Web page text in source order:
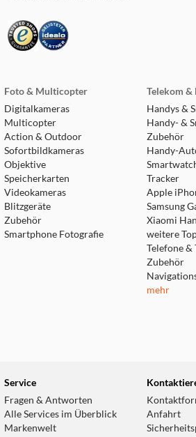
Foto & Multicopter
Digitalkameras
Multicopter
Action & Outdoor
Sofortbildkameras
Objektive
Speicherkarten
Videokameras
Blitzgeräte
Zubehör
Smartphone Fotografie
Telekom &
Handys &
Handy- &
Zubehör
Handy-
Tracker
Apple
Samsung
Xiaomi
weitere
Telefone &
Zubehör
mehr
Service
Fragen & Antworten
Alle Services im Überblick
Markenwelt
Anfahrt